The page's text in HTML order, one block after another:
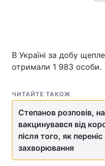
В Україні за добу
отримали 1 983 особи.
ЧИТАЙТЕ ТАКОЖ
Степанов розповів,
вакцинувався від
після того, як переніс
захворювання